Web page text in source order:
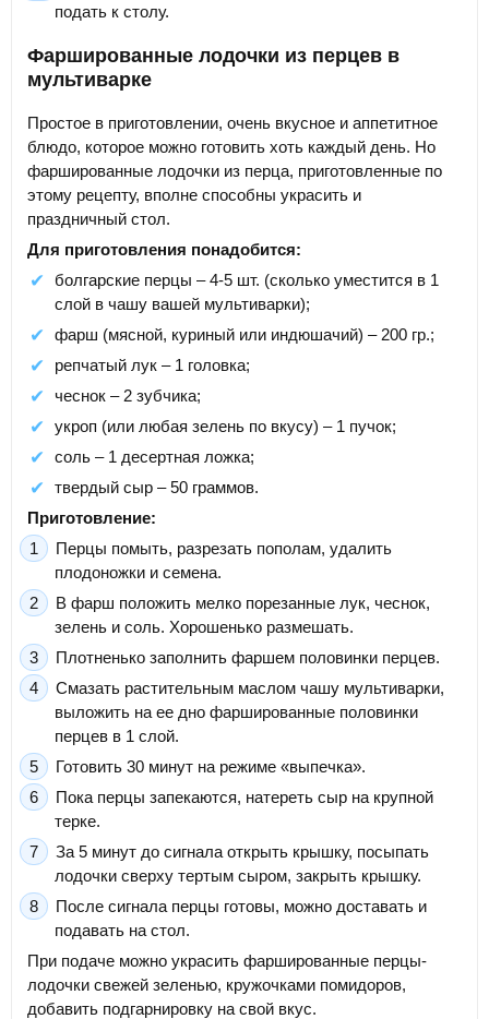
подать к столу.
Фаршированные лодочки из перцев в
мультиварке
Простое в приготовлении, очень вкусное и аппетитное
блюдо, которое можно готовить хоть каждый день. Но
фаршированные лодочки из перца, приготовленные по
этому рецепту, вполне способны украсить и
праздничный стол.
Для приготовления понадобится:
болгарские перцы – 4-5 шт. (сколько уместится в 1
слой в чашу вашей мультиварки);
фарш (мясной, куриный или индюшачий) – 200 гр.;
репчатый лук – 1 головка;
чеснок – 2 зубчика;
укроп (или любая зелень по вкусу) – 1 пучок;
соль – 1 десертная ложка;
твердый сыр – 50 граммов.
Приготовление:
Перцы помыть, разрезать пополам, удалить
плодоножки и семена.
В фарш положить мелко порезанные лук, чеснок,
зелень и соль. Хорошенько размешать.
Плотненько заполнить фаршем половинки перцев.
Смазать растительным маслом чашу мультиварки,
выложить на ее дно фаршированные половинки
перцев в 1 слой.
Готовить 30 минут на режиме «выпечка».
Пока перцы запекаются, натереть сыр на крупной
терке.
За 5 минут до сигнала открыть крышку, посыпать
лодочки сверху тертым сыром, закрыть крышку.
После сигнала перцы готовы, можно доставать и
подавать на стол.
При подаче можно украсить фаршированные перцы-
лодочки свежей зеленью, кружочками помидоров,
добавить подгарнировку на свой вкус.